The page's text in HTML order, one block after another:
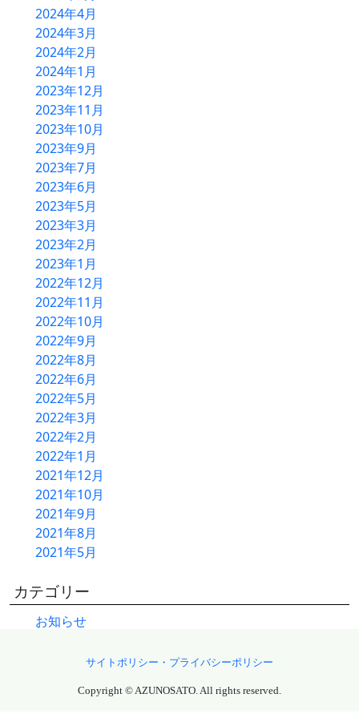
2024年4月
2024年3月
2024年2月
2024年1月
2023年12月
2023年11月
2023年10月
2023年9月
2023年7月
2023年6月
2023年5月
2023年3月
2023年2月
2023年1月
2022年12月
2022年11月
2022年10月
2022年9月
2022年8月
2022年6月
2022年5月
2022年3月
2022年2月
2022年1月
2021年12月
2021年10月
2021年9月
2021年8月
2021年5月
カテゴリー
お知らせ
サイトポリシー・プライバシーポリシー
Copyright © AZUNOSATO. All rights reserved.